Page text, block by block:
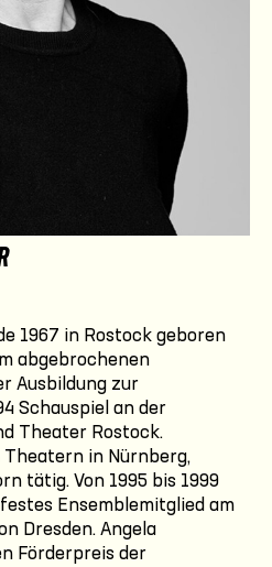
1967 in Rostock geboren
abgebrochenen
Ausbildung zur
Schauspiel an der
Theater Rostock.
Theatern in Nürnberg,
tätig. Von 1995 bis 1999
Ensemblemitglied am
Dresden. Angela
Förderpreis der